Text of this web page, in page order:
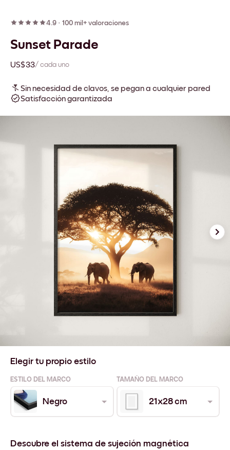
4.9 · 100 mil+ valoraciones
Sunset Parade
US$33/ cada uno
Sin necesidad de clavos, se pegan a cualquier pared
Satisfacción garantizada
Elegir tu propio estilo
ESTILO DEL MARCO TAMAÑO DEL MARCO
Negro 21x28 cm
Descubre el sistema de sujeción magnética